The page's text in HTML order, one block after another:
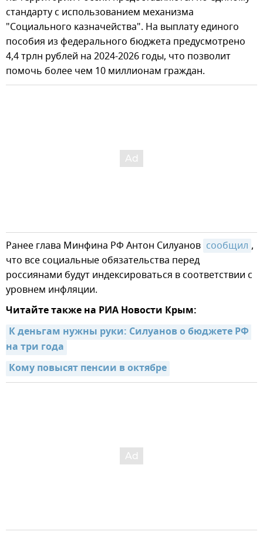
стандарту с использованием механизма
"Социального казначейства". На выплату единого
пособия из федерального бюджета предусмотрено
4,4 трлн рублей на 2024-2026 годы, что позволит
помочь более чем 10 миллионам граждан.
Ранее глава Минфина РФ Антон Силуанов сообщил ,
что все социальные обязательства перед
россиянами будут индексироваться в соответствии с
уровнем инфляции.
Читайте также на РИА Новости Крым:
К деньгам нужны руки: Силуанов о бюджете РФ
на три года
Кому повысят пенсии в октябре